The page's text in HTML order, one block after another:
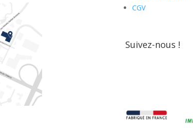
CGV
Suivez-nous !